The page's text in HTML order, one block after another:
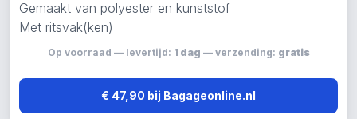
Gemaakt van polyester en kunststof
Met ritsvak(ken)
Op voorraad — levertijd: 1 dag — verzending: gratis
€ 47,90 bij Bagageonline.nl